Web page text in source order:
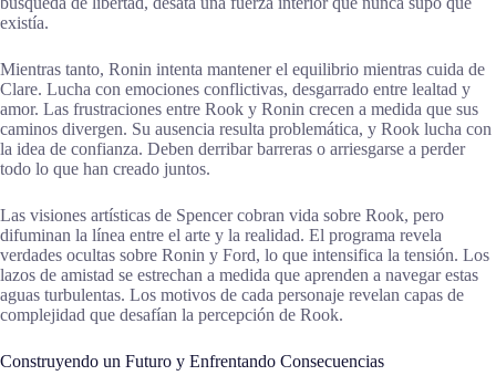
existía.
Mientras tanto, Ronin intenta mantener el equilibrio mientras cuida de
Clare. Lucha con emociones conflictivas, desgarrado entre lealtad y
amor. Las frustraciones entre Rook y Ronin crecen a medida que sus
caminos divergen. Su ausencia resulta problemática, y Rook lucha con
la idea de confianza. Deben derribar barreras o arriesgarse a perder
todo lo que han creado juntos.
Las visiones artísticas de Spencer cobran vida sobre Rook, pero
difuminan la línea entre el arte y la realidad. El programa revela
verdades ocultas sobre Ronin y Ford, lo que intensifica la tensión. Los
lazos de amistad se estrechan a medida que aprenden a navegar estas
aguas turbulentas. Los motivos de cada personaje revelan capas de
complejidad que desafían la percepción de Rook.
Construyendo un Futuro y Enfrentando Consecuencias